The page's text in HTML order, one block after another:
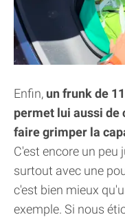
Enfin, un frunk de
permet lui aussi de
faire grimper la
C'est encore un peu
surtout avec une
c'est bien mieux
exemple. Si nous